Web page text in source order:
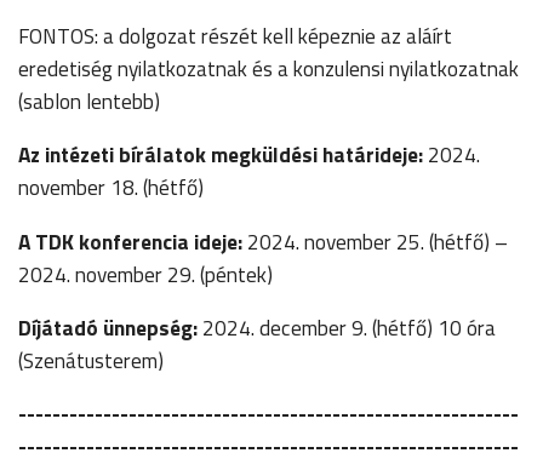
FONTOS: a dolgozat részét kell képeznie az aláírt
eredetiség nyilatkozatnak és a konzulensi nyilatkozatnak
(sablon lentebb)
Az intézeti bírálatokmegküldési határideje:2024.
november 18. (hétfő)
A TDK konferencia ideje:2024. november 25. (hétfő) –
2024. november 29. (péntek)
Díjátadó ünnepség:2024. december 9. (hétfő) 10 óra
(Szenátusterem)
-----------------------------------------------------------